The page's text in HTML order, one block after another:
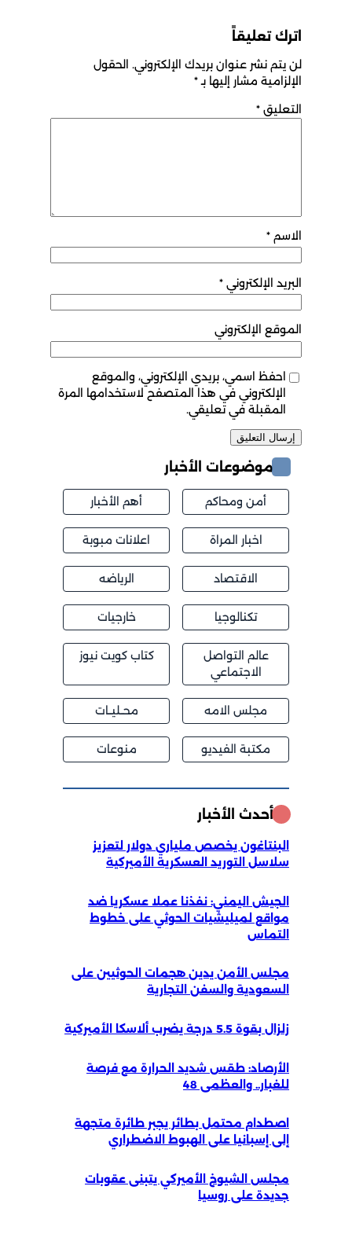
اترك تعليقاً
لن يتم نشر عنوان بريدك الإلكتروني. الحقول
الإلزامية مشار إليها بـ*
التعليق *
الاسم *
البريد الإلكتروني *
الموقع الإلكتروني
احفظ اسمي، بريدي الإلكتروني، والموقع
الإلكتروني في هذا المتصفح لاستخدامها المرة
المقبلة في تعليقي.
موضوعات الأخبار
أمن ومحاكم أهم الأخبار
اخبار المراة اعلانات مبوبة
الاقتصاد الرياضه
تكنالوجيا خارجيات
عالم التواصل
الاجتماعي
كتاب كويت نيوز
مجلس الامه محــليــات
مكتبة الفيديو منوعات
أحدث الأخبار
البنتاغون يخصص ملياري دولار لتعزيز
سلاسل التوريد العسكرية الأميركية
الجيش اليمني: نفذنا عملا عسكريا ضد
مواقع لميليشيات الحوثي على خطوط
التماس
مجلس الأمن يدين هجمات الحوثيين على
السعودية والسفن التجارية
زلزال بقوة 5.5 درجة يضرب ألاسكا الأميركية
الأرصاد: طقس شديد الحرارة مع فرصة
للغبار.. والعظمى 48
اصطدام محتمل بطائر يجبر طائرة متجهة
إلى إسبانيا على الهبوط الاضطراري
مجلس الشيوخ الأميركي يتبنى عقوبات
جديدة على روسيا